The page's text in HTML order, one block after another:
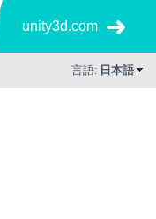
unity3d.com
言語: 日本語